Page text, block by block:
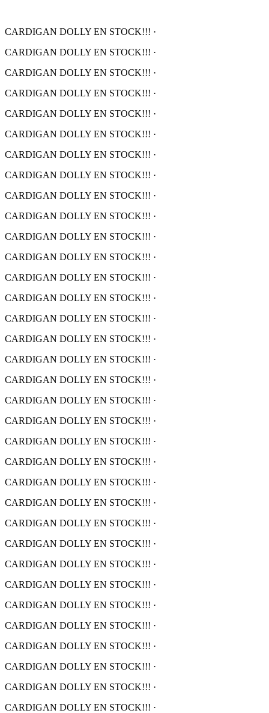
CARDIGAN DOLLY EN STOCK!!! ·
CARDIGAN DOLLY EN STOCK!!! ·
CARDIGAN DOLLY EN STOCK!!! ·
CARDIGAN DOLLY EN STOCK!!! ·
CARDIGAN DOLLY EN STOCK!!! ·
CARDIGAN DOLLY EN STOCK!!! ·
CARDIGAN DOLLY EN STOCK!!! ·
CARDIGAN DOLLY EN STOCK!!! ·
CARDIGAN DOLLY EN STOCK!!! ·
CARDIGAN DOLLY EN STOCK!!! ·
CARDIGAN DOLLY EN STOCK!!! ·
CARDIGAN DOLLY EN STOCK!!! ·
CARDIGAN DOLLY EN STOCK!!! ·
CARDIGAN DOLLY EN STOCK!!! ·
CARDIGAN DOLLY EN STOCK!!! ·
CARDIGAN DOLLY EN STOCK!!! ·
CARDIGAN DOLLY EN STOCK!!! ·
CARDIGAN DOLLY EN STOCK!!! ·
CARDIGAN DOLLY EN STOCK!!! ·
CARDIGAN DOLLY EN STOCK!!! ·
CARDIGAN DOLLY EN STOCK!!! ·
CARDIGAN DOLLY EN STOCK!!! ·
CARDIGAN DOLLY EN STOCK!!! ·
CARDIGAN DOLLY EN STOCK!!! ·
CARDIGAN DOLLY EN STOCK!!! ·
CARDIGAN DOLLY EN STOCK!!! ·
CARDIGAN DOLLY EN STOCK!!! ·
CARDIGAN DOLLY EN STOCK!!! ·
CARDIGAN DOLLY EN STOCK!!! ·
CARDIGAN DOLLY EN STOCK!!! ·
CARDIGAN DOLLY EN STOCK!!! ·
CARDIGAN DOLLY EN STOCK!!! ·
CARDIGAN DOLLY EN STOCK!!! ·
CARDIGAN DOLLY EN STOCK!!! ·